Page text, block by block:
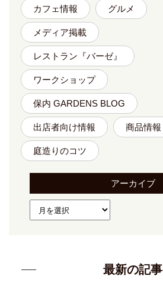
カフェ情報 グルメ
メディア掲載
レストラン『バーゼ』
ワークショップ
保内 GARDENS BLOG
出店者向け情報 商品情報
庭造りのコツ
アーカイブ
最新の記事